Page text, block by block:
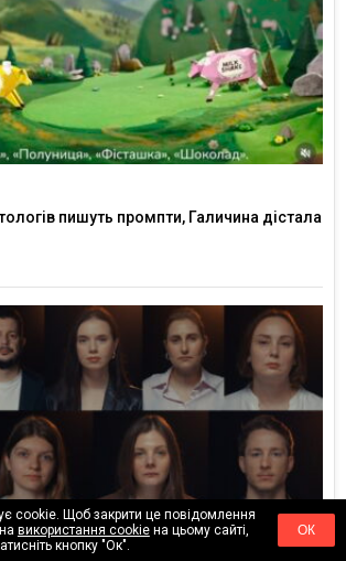
пишуть промпти, Галичина дістала
cookie. Щоб закрити це повідомлення
використання cookieна цьому сайті,
кнопку "Ок".
ОК